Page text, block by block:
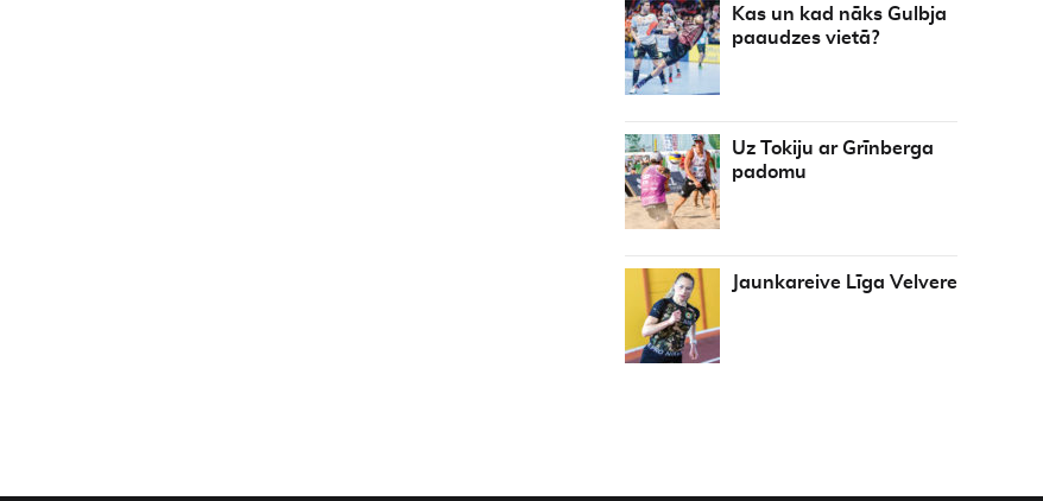
Kas un kad nāks Gulbja
paaudzes vietā?
Uz Tokiju ar Grīnberga
padomu
Jaunkareive Līga Velvere